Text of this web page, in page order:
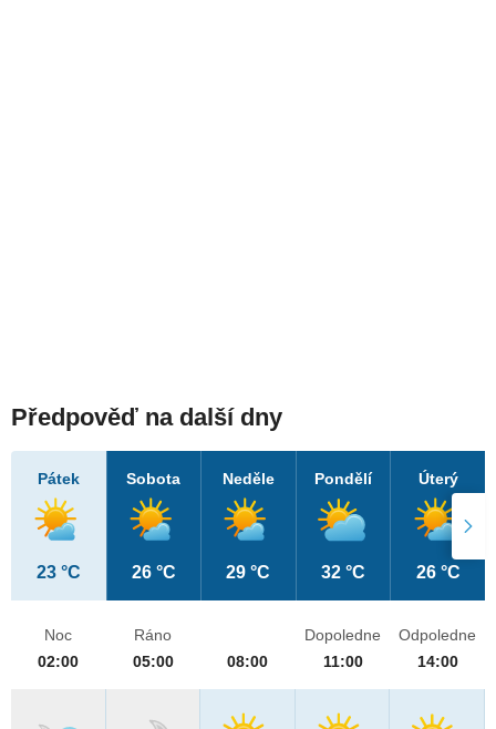
Předpověď na další dny
Pátek
23 °C
Sobota
26 °C
Neděle
29 °C
Pondělí
32 °C
Úterý
26 °C
Noc
02:00
Ráno
05:00
08:00
Dopoledne
11:00
Odpoledne
14:00